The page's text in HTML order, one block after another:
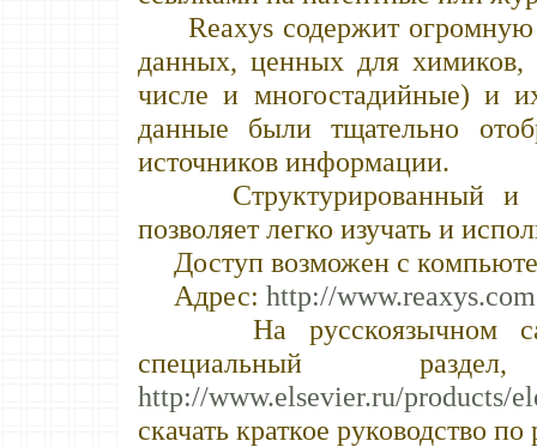
Reaxys содержит огромную
данных, ценных для химиков,
числе и многостадийные) и
данные были тщательно
источников информации.
Структурированный и
позволяет легко изучать и
Доступ возможен с
Адрес: http://
На русскоязычном сайте
специальный
http://www.elsevier.ru/products/
скачать краткое руководство